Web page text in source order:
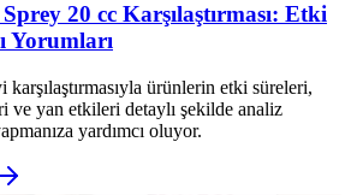
20 cc Karşılaştırması: Etki
Yorumları
karşılaştırmasıyla ürünlerin etki süreleri,
ve yan etkileri detaylı şekilde analiz
yardımcı oluyor.